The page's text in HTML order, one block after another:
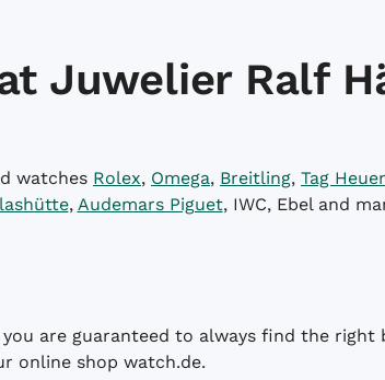
Juwelier Ralf
watches Rolex, Omega, Breitling, Tag Heuer
, Audemars Piguet, IWC, Ebel and
are guaranteed to always find the
online shop watch.de.